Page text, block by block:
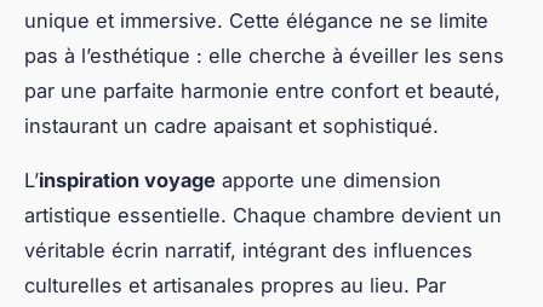
unique et immersive. Cette élégance ne se limite
pas à l’esthétique : elle cherche à éveiller les sens
par une parfaite harmonie entre confort et beauté,
instaurant un cadre apaisant et sophistiqué.
L’inspiration voyage apporte une dimension
artistique essentielle. Chaque chambre devient un
véritable écrin narratif, intégrant des influences
culturelles et artisanales propres au lieu. Par